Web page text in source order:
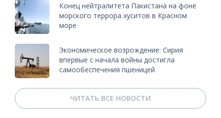
Конец нейтралитета Пакистана на фоне
морского террора хуситов в Красном
море
Экономическое возрождение: Сирия
впервые с начала войны достигла
самообеспечения пшеницей
ЧИТАТЬ ВСЕ НОВОСТИ